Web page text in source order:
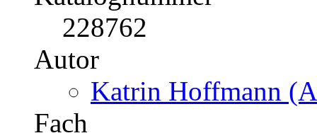
Katalognummer
228762
Autor